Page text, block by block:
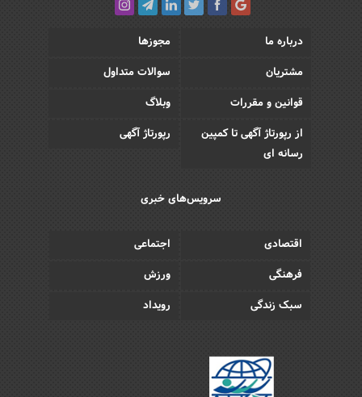
درباره ما
مجوزها
مشتریان
سوالات متداول
قوانین و مقررات
وبلاگ
از رپورتاژ آگهی تا کمپین
رسانه ای
رپورتاژ آگهی
سرویس‌های خبری
اقتصادی
اجتماعی
فرهنگی
ورزش
سبک زندگی
رویداد